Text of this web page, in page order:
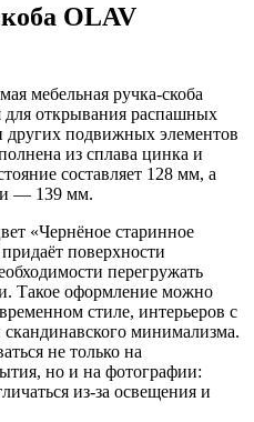
OLAV
мебельная ручка-скоба
для открывания распашных
подвижных элементов
из сплава цинка и
составляет 128 мм, а
— 139 мм.
«Чернёное старинное
поверхности
перегружать
Такое оформление можно
стиле, интерьеров с
минимализма.
не только на
но и на фотографии:
из-за освещения и